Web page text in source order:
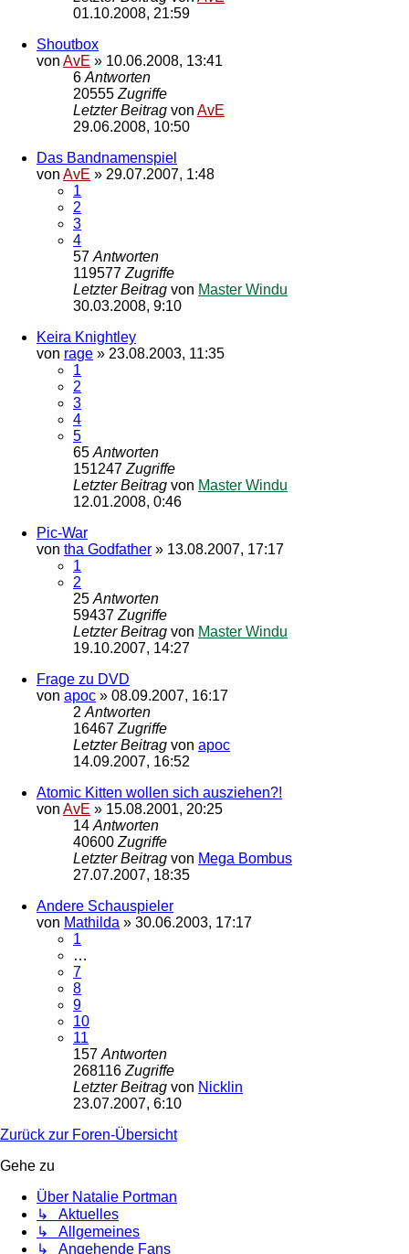
01.10.2008, 21:59
Shoutbox
von AvE » 10.06.2008, 13:41
6 Antworten
20555 Zugriffe
Letzter Beitrag von AvE
29.06.2008, 10:50
Das Bandnamenspiel
von AvE » 29.07.2007, 1:48
1
2
3
4
57 Antworten
119577 Zugriffe
Letzter Beitrag von Master Windu
30.03.2008, 9:10
Keira Knightley
von rage » 23.08.2003, 11:35
1
2
3
4
5
65 Antworten
151247 Zugriffe
Letzter Beitrag von Master Windu
12.01.2008, 0:46
Pic-War
von tha Godfather » 13.08.2007, 17:17
1
2
25 Antworten
59437 Zugriffe
Letzter Beitrag von Master Windu
19.10.2007, 14:27
Frage zu DVD
von apoc » 08.09.2007, 16:17
2 Antworten
16467 Zugriffe
Letzter Beitrag von apoc
14.09.2007, 16:52
Atomic Kitten wollen sich ausziehen?!
von AvE » 15.08.2001, 20:25
14 Antworten
40600 Zugriffe
Letzter Beitrag von Mega Bombus
27.07.2007, 18:35
Andere Schauspieler
von Mathilda » 30.06.2003, 17:17
1
…
7
8
9
10
11
157 Antworten
268116 Zugriffe
Letzter Beitrag von Nicklin
23.07.2007, 6:10
Zurück zur Foren-Übersicht
Gehe zu
Über Natalie Portman
↳ Aktuelles
↳ Allgemeines
↳ Angehende Fans